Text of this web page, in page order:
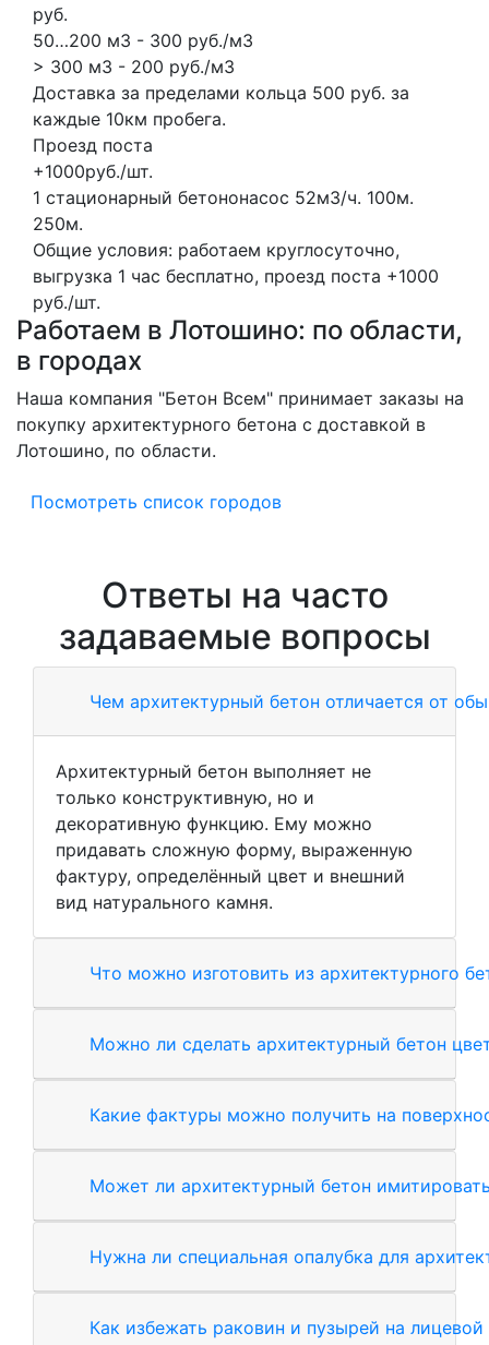
руб.
50…200 м3 - 300 руб./м3
> 300 м3 - 200 руб./м3
Доставка за пределами кольца 500 руб. за
каждые 10км пробега.
Проезд поста
+1000руб./шт.
1 стационарный бетононасос 52м3/ч. 100м.
250м.
Общие условия: работаем круглосуточно,
выгрузка 1 час бесплатно, проезд поста +1000
руб./шт.
Работаем в Лотошино: по области,
в городах
Наша компания "Бетон Всем" принимает заказы на
покупку архитектурного бетона с доставкой в
Лотошино, по области.
Посмотреть список городов
Ответы на часто
задаваемые вопросы
Чем архитектурный бетон отличается от
Архитектурный бетон выполняет не
только конструктивную, но и
декоративную функцию. Ему можно
придавать сложную форму, выраженную
фактуру, определённый цвет и внешний
вид натурального камня.
Что можно изготовить из архитектурного
Можно ли сделать архитектурный бетон
Какие фактуры можно получить на
Может ли архитектурный бетон
Нужна ли специальная опалубка для
Как избежать раковин и пузырей на лицевой